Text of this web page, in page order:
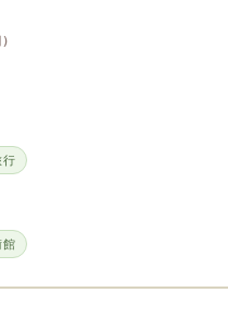
行
館